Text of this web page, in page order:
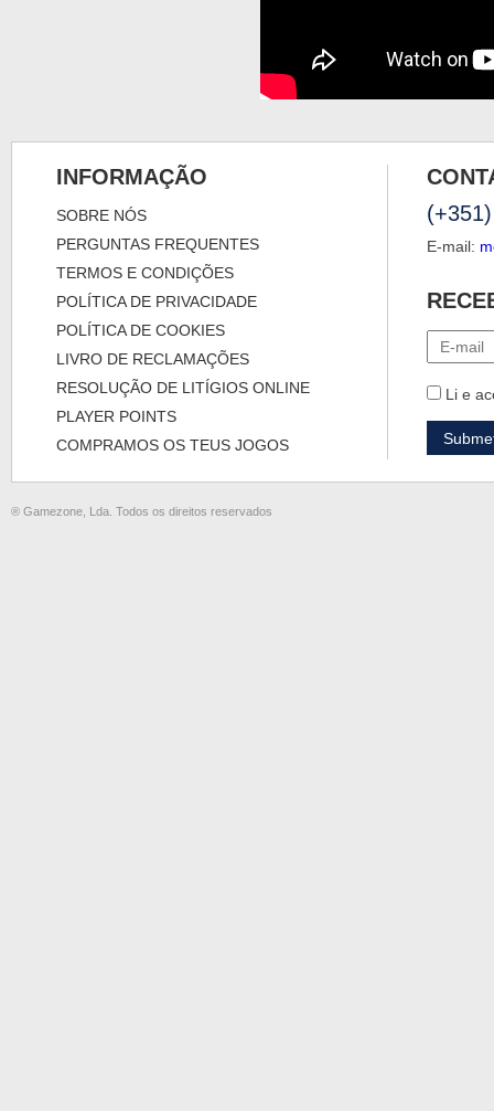
INFORMAÇÃO
SOBRE NÓS
PERGUNTAS FREQUENTES
TERMOS E CONDIÇÕES
POLÍTICA DE PRIVACIDADE
POLÍTICA DE COOKIES
LIVRO DE RECLAMAÇÕES
RESOLUÇÃO DE LITÍGIOS ONLINE
PLAYER POINTS
COMPRAMOS OS TEUS JOGOS
E-mail:
Li e
® Gamezone, Lda. Todos os direitos reservados